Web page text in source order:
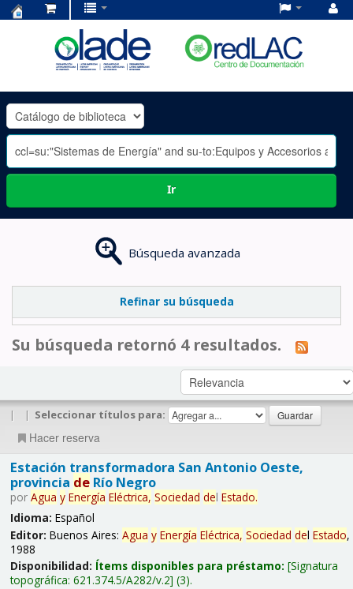
OLADE
-
Ir
Búsqueda avanzada
Refinar su búsqueda
Su búsqueda retornó 4 resultados.
| | Seleccionar títulos para:
Hacer reserva
Estación transformadora San Antonio Oeste,
provincia deRío Negro
por Agua y Energía Eléctrica, Sociedad del Estado.
Idioma: Español
Editor: Buenos Aires: Agua y Energía Eléctrica, Sociedad del Estado,
1988
Disponibilidad: Ítems disponibles para préstamo: Signatura
topográfica: 621.374.5/A282/v.2 (3).